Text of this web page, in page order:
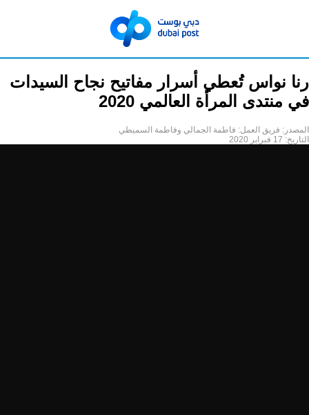
رنا نواس تُعطي أسرار مفاتيح نجاح السيدات
في منتدى المرأة العالمي 2020
المصدر: فريق العمل: فاطمة الجمالي وفاطمة السميطي
التاريخ: 17 فبراير 2020